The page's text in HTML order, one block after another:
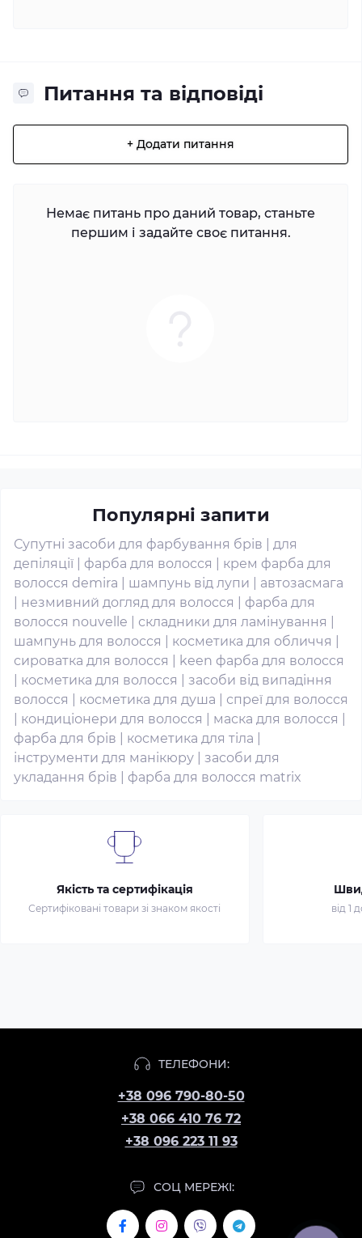
Питання та відповіді
+ Додати питання
Немає питань про даний товар, станьте
першим і задайте своє питання.
Популярні запити
Супутні засоби для фарбування брів
для
депіляції
фарба для волосся
крем фарба для
волосся demira
шампунь від лупи
автозасмага
незмивний догляд для волосся
фарба для
волосся nouvelle
складники для ламінування
шампунь для волосся
косметика для обличчя
сироватка для волосся
keen фарба для волосся
косметика для волосся
засоби від випадіння
волосся
косметика для душа
спреї для волосся
кондиціонери для волосся маска для волосся
фарба для брів
косметика для тіла
інструменти для манікюру
засоби для
укладання брів
фарба для волосся matrix
Якість та сертифікація
Сертифіковані товари зі знаком якості від 1
ТЕЛЕФОНИ:
+38 096 790-80-50
+38 066 410 76 72
+38 096 223 11 93
СОЦ МЕРЕЖІ: